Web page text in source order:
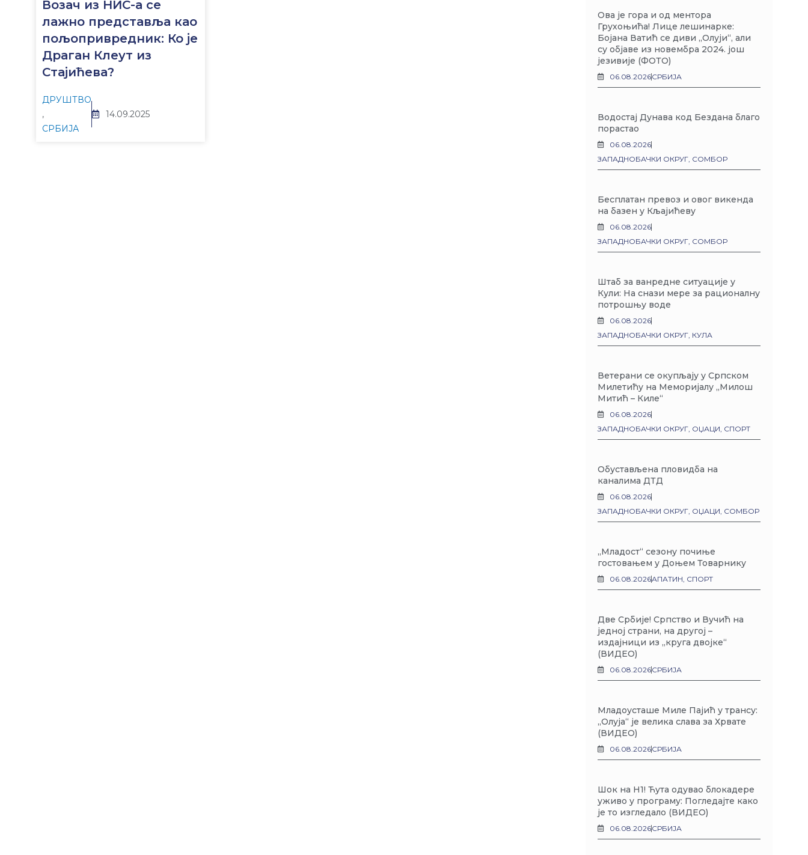
Возач из НИС-а се
лажно представља као
пољопривредник: Ко је
Драган Клеут из
Стајићева?
ДРУШТВО
,
СРБИЈА
14.09.2025
Ова је гора и од ментора
Грухоњића! Лице лешинарке:
Бојана Ватић се диви „Олуји“, али
су објаве из новембра 2024. још
језивије (ФОТО)
06.08.2026СРБИЈА
Водостај Дунава код Бездана благо
порастао
06.08.2026
ЗАПАДНОБАЧКИ ОКРУГ, СОМБОР
Бесплатан превоз и овог викенда
на базен у Кљајићеву
06.08.2026
ЗАПАДНОБАЧКИ ОКРУГ, СОМБОР
Штаб за ванредне ситуације у
Кули: На снази мере за рационалну
потрошњу воде
06.08.2026
ЗАПАДНОБАЧКИ ОКРУГ, КУЛА
Ветерани се окупљају у Српском
Милетићу на Меморијалу „Милош
Митић – Киле“
06.08.2026
ЗАПАДНОБАЧКИ ОКРУГ, ОЏАЦИ, СПОРТ
Обустављена пловидба на
каналима ДТД
06.08.2026
ЗАПАДНОБАЧКИ ОКРУГ, ОЏАЦИ, СОМБОР
„Младост“ сезону почиње
гостовањем у Доњем Товарнику
06.08.2026АПАТИН, СПОРТ
Две Србије! Српство и Вучић на
једној страни, на другој –
издајници из „круга двојке“
(ВИДЕО)
06.08.2026СРБИЈА
Младоусташе Миле Пајић у трансу:
„Олуја“ је велика слава за Хрвате
(ВИДЕО)
06.08.2026СРБИЈА
Шок на Н1! Ћута одувао блокадере
уживо у програму: Погледајте како
је то изгледало (ВИДЕО)
06.08.2026СРБИЈА